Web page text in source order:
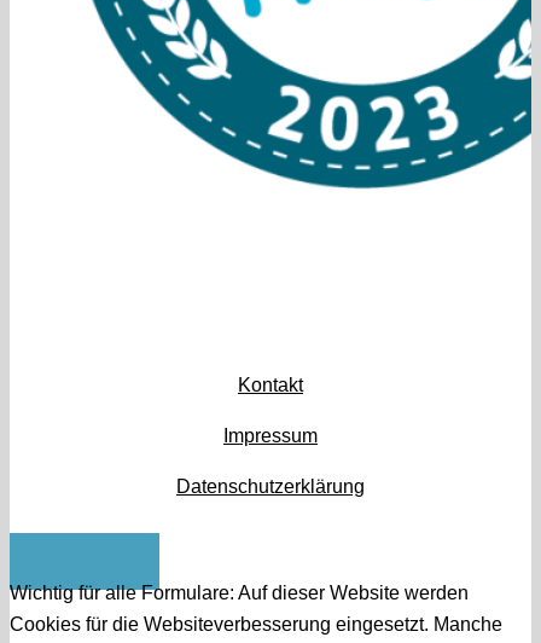
Kontakt
Impressum
Datenschutzerklärung
Wichtig für alle Formulare: Auf dieser Website werden
Cookies für die Websiteverbesserung eingesetzt. Manche